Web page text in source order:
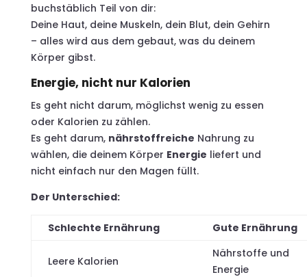
buchstäblich Teil von dir:
Deine Haut, deine Muskeln, dein Blut, dein Gehirn
– alles wird aus dem gebaut, was du deinem
Körper gibst.
Energie, nicht nur Kalorien
Es geht nicht darum, möglichst wenig zu essen
oder Kalorien zu zählen.
Es geht darum, nährstoffreiche Nahrung zu
wählen, die deinem Körper Energie liefert und
nicht einfach nur den Magen füllt.
Der Unterschied:
Schlechte Ernährung Gute Ernährung
Leere Kalorien
Nährstoffe und
Energie